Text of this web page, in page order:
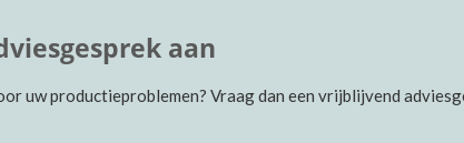
aan
uw productieproblemen? Vraag dan een vrijblijvend